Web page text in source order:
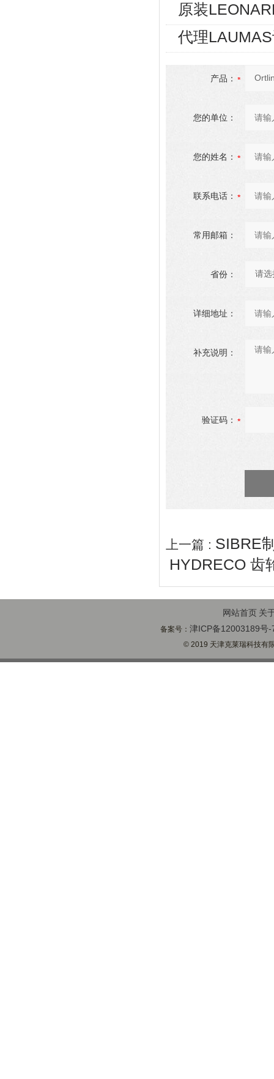
原装
代理
产品：
您的单位：
您的姓名：
联系电话：
常用邮箱：
省份：
详细地址：
补充说明：
验证码：
上一篇 : SIBRE
HYDRECO 齿
网站首页 关
备案号：津ICP备12003189号-
© 2019 天津克莱瑞科技有